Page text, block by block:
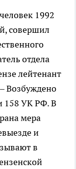
1992
совершил
отдела
лейтенант
Возбуждено
158 УК РФ. В
мера
и
в